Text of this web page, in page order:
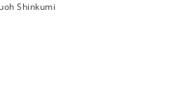
Shinkumi